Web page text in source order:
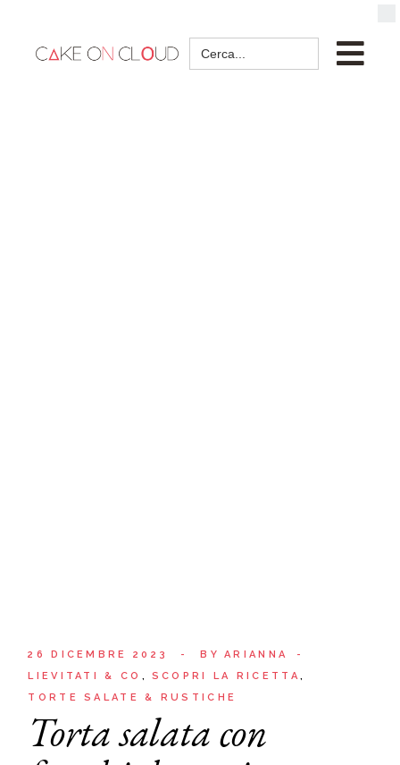
Search
for:
26 DICEMBRE 2023 BY
ARIANNA
LIEVITATI & CO
SCOPRI LA RICETTA
TORTE SALATE & RUSTICHE
Torta salata con